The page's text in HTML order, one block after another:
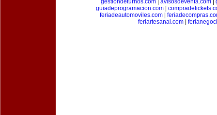
gestiondeturnos.com| avisosdeventa.com|
guiadeprogramacion.com|
feriadeautomoviles.com
feriartesanal.com|